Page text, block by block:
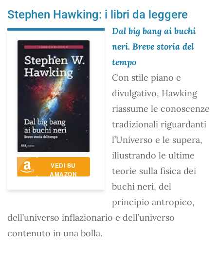
Stephen Hawking: i libri da leggere
VEDI SU
AMAZON
Dal big bang ai buchi
neri. Breve storia del
tempo
Con stile piano e
divulgativo, Hawking
riassume le conoscenze
tradizionali riguardanti
l’Universo e le supera,
illustrando le ultime
teorie sulla fisica dei
buchi neri, del
principio antropico,
dell’universo inflazionario e dell’universo
contenuto in una bolla.